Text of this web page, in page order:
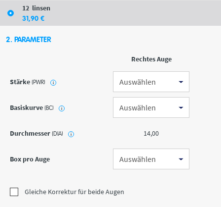
12 linsen
31,90 €
2. PARAMETER
Rechtes Auge
Stärke(PWR) i
Basiskurve(BC) i
Durchmesser(DIA) i 14,00
Box pro Auge
Gleiche Korrektur für beide Augen